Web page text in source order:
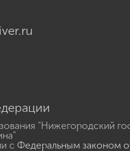
"Нижегородский
с Федеральным законом